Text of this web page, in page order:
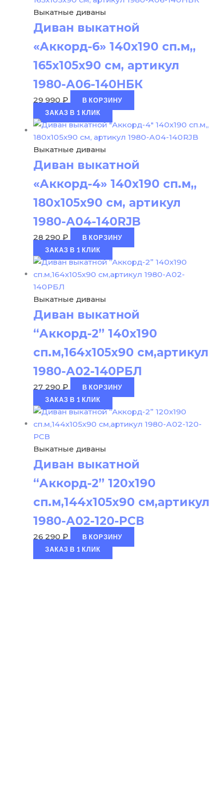
Выкатные диваны
Диван выкатной
«Аккорд-6» 140х190 сп.м,,
165х105х90 см, артикул
1980-А06-140НБК
29 990 ₽
В КОРЗИНУ
ЗАКАЗ В 1 КЛИК
Выкатные диваны
Диван выкатной
«Аккорд-4» 140х190 сп.м,,
180х105х90 см, артикул
1980-А04-140RJB
28 290 ₽
В КОРЗИНУ
ЗАКАЗ В 1 КЛИК
Выкатные диваны
Диван выкатной
“Аккорд-2” 140х190
сп.м,164х105х90 см,артикул
1980-А02-140РБЛ
27 290 ₽
В КОРЗИНУ
ЗАКАЗ В 1 КЛИК
Выкатные диваны
Диван выкатной
“Аккорд-2” 120х190
сп.м,144х105х90 см,артикул
1980-А02-120-РСВ
26 290 ₽
В КОРЗИНУ
ЗАКАЗ В 1 КЛИК